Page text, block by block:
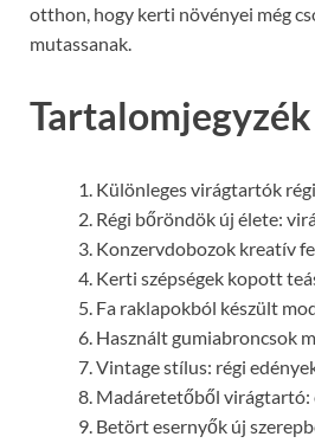
otthon, hogy kerti növényei még
mutassanak.
Tartalomjegyzék
Különleges virágtartók
Régi bőröndök új élete:
Konzervdobozok kreatív
Kerti szépségek kopott
Fa raklapokból készült
Használt gumiabroncsok
Vintage stílus: régi
Madáretetőből virágtartó:
Betört esernyők új